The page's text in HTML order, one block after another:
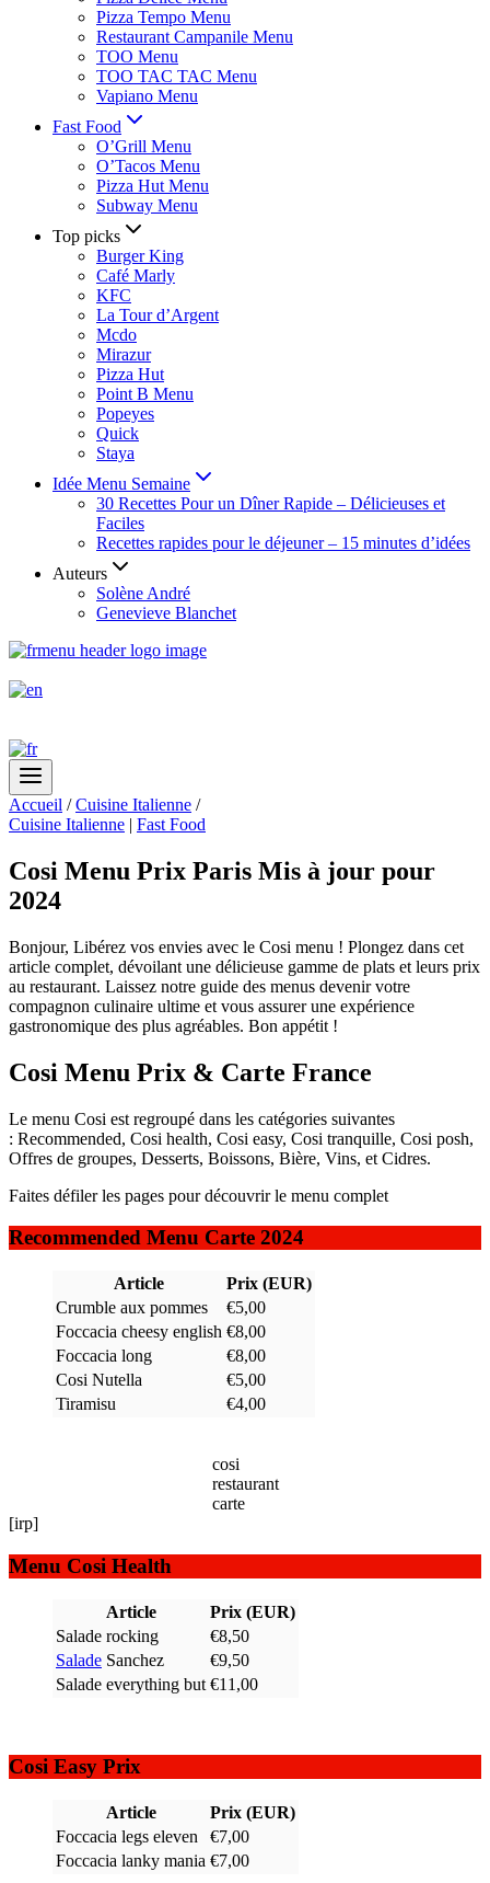
Pizza Tempo Menu
Restaurant Campanile Menu
TOO Menu
TOO TAC TAC Menu
Vapiano Menu
Fast Food
O’Grill Menu
O’Tacos Menu
Pizza Hut Menu
Subway Menu
Top picks
Burger King
Café Marly
KFC
La Tour d’Argent
Mcdo
Mirazur
Pizza Hut
Point B Menu
Popeyes
Quick
Staya
Idée Menu Semaine
30 Recettes Pour un Dîner Rapide – Délicieuses et
Faciles
Recettes rapides pour le déjeuner – 15 minutes d’idées
Auteurs
Solène André
Genevieve Blanchet
Accueil / Cuisine Italienne /
Cuisine Italienne | Fast Food
Cosi Menu Prix Paris Mis à jour pour
2024
Bonjour, Libérez vos envies avec le Cosi menu ! Plongez dans cet
article complet, dévoilant une délicieuse gamme de plats et leurs prix
au restaurant. Laissez notre guide des menus devenir votre
compagnon culinaire ultime et vous assurer une expérience
gastronomique des plus agréables. Bon appétit !
Cosi Menu Prix & Carte France
Le menu Cosi est regroupé dans les catégories suivantes
: Recommended, Cosi health, Cosi easy, Cosi tranquille, Cosi posh,
Offres de groupes, Desserts, Boissons, Bière, Vins, et Cidres.
Faites défiler les pages pour découvrir le menu complet
Recommended Menu Carte 2024
Article
Prix (EUR)
Crumble aux pommes
€5,00
Foccacia cheesy english €8,00
Foccacia long
€8,00
Cosi Nutella
€5,00
Tiramisu
€4,00
cosi
restaurant
carte
[irp]
Menu Cosi Health
Article
Prix (EUR)
Salade rocking
€8,50
Salade Sanchez
€9,50
Salade everything but €11,00
Cosi Easy Prix
Article
Prix (EUR)
Foccacia legs eleven
€7,00
Foccacia lanky mania €7,00